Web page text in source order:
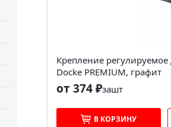
Крепление
Docke PREMIUM, графит
от 374 ₽зашт
В КОРЗИНУ